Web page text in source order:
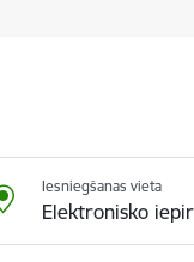
Iesniegšanas vieta
Elektronisko